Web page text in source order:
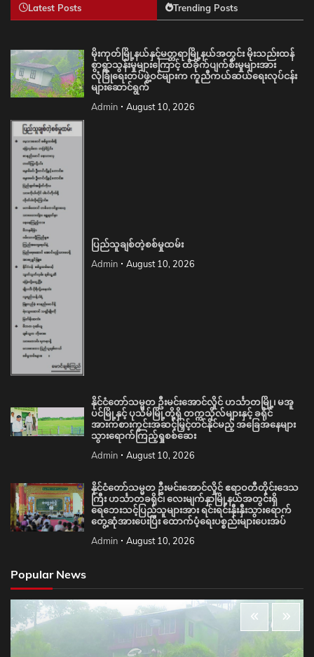
Latest Posts Trending Posts
မိုးကုတ်မြို့နယ်နှင့်မတ္တရာမြို့နယ်အတွင်း မိုးသည်းထန်
စွာရွာသွန်းမှုများကြောင့် ထိခိုက်ပျက်စီးမှုများအား
လုံခြုံရေးတပ်ဖွဲ့ဝင်များက ကူညီကယ်ဆယ်ရေးလုပ်ငန်း
များဆောင်ရွက်
Admin August 10, 2026
ပြည်သူချစ်တဲ့စစ်မှုထမ်း
Admin August 10, 2026
နိုင်ငံတော်သမ္မတ ဦးမင်းအောင်လှိုင် ဟင်္သာတမြို့၊ မအူ
ပင်မြို့နှင့် ပုသိမ်မြို့တို့ရှိ တက္ကသိုလ်များနှင့် ခရိုင်
အားကစားကွင်းအဆင့်မြှင့်တင်နိုင်မည့် အခြေအနေများ
သွားရောက်ကြည့်ရှုစစ်ဆေး
Admin August 10, 2026
နိုင်ငံတော်သမ္မတ ဦးမင်းအောင်လှိုင် ဧရာဝတီတိုင်းဒေသ
ကြီး ဟင်္သာတခရိုင်၊ လေးမျက်နှာမြို့နယ်အတွင်းရှိ
ရေဘေးသင့်ပြည်သူများအား ရင်းရင်းနှီးနှီးသွားရောက်
တွေ့ဆုံအားပေးပြီး ထောက်ပံ့ရေးပစ္စည်းများပေးအပ်
Admin August 10, 2026
Popular News